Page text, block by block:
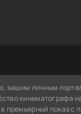
вашим личным
кинематографа
премьерный показ с